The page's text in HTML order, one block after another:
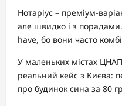
Нотаріус – преміум-
але швидко і з
have, бо вони часто
У маленьких містах
реальний кейс з Києва:
про будинок сина за 80